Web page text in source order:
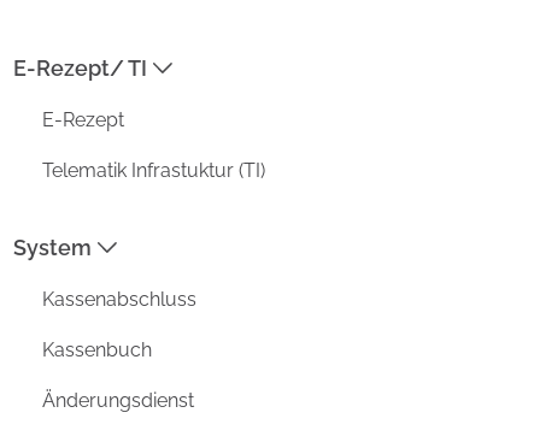
E-Rezept/ TI
E-Rezept
Telematik Infrastuktur (TI)
System
Kassenabschluss
Kassenbuch
Änderungsdienst
aposoft
Kirchstraße 4a